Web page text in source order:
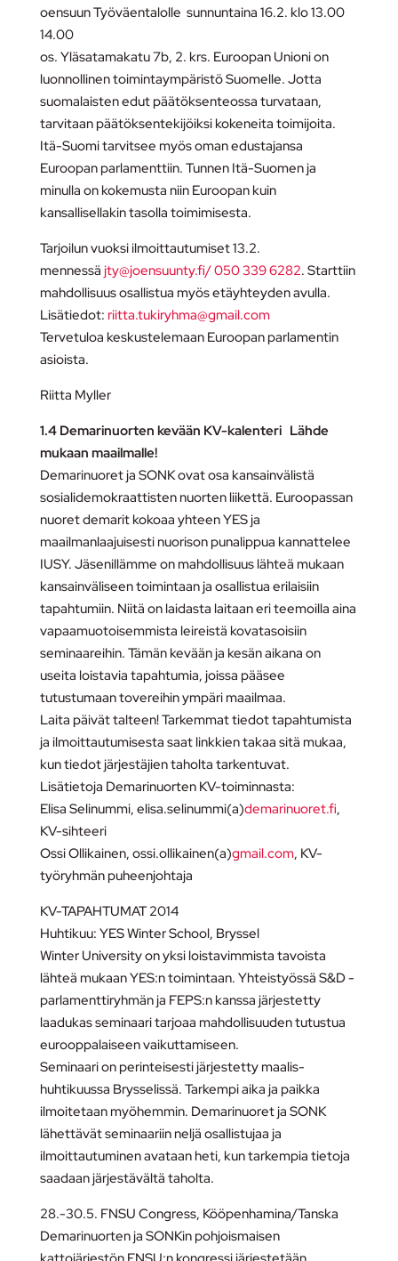
oensuun Työväentalolle sunnuntaina 16.2. klo 13.00
14.00
os. Yläsatamakatu 7b, 2. krs. Euroopan Unioni on
luonnollinen toimintaympäristö Suomelle. Jotta
suomalaisten edut päätöksenteossa turvataan,
tarvitaan päätöksentekijöiksi kokeneita toimijoita.
Itä-Suomi tarvitsee myös oman edustajansa
Euroopan parlamenttiin. Tunnen Itä-Suomen ja
minulla on kokemusta niin Euroopan kuin
kansallisellakin tasolla toimimisesta.
Tarjoilun vuoksi ilmoittautumiset 13.2.
mennessä jty@joensuunty.fi/050 339 6282. Starttiin
mahdollisuus osallistua myös etäyhteyden avulla.
Lisätiedot: riitta.tukiryhma@gmail.com
Tervetuloa keskustelemaan Euroopan parlamentin
asioista.
Riitta Myller
1.4 Demarinuorten kevään KV-kalenteri Lähde
mukaan maailmalle!
Demarinuoret ja SONK ovat osa kansainvälistä
sosialidemokraattisten nuorten liikettä. Euroopassan
nuoret demarit kokoaa yhteen YES ja
maailmanlaajuisesti nuorison punalippua kannattelee
IUSY. Jäsenillämme on mahdollisuus lähteä mukaan
kansainväliseen toimintaan ja osallistua erilaisiin
tapahtumiin. Niitä on laidasta laitaan eri teemoilla aina
vapaamuotoisemmista leireistä kovatasoisiin
seminaareihin. Tämän kevään ja kesän aikana on
useita loistavia tapahtumia, joissa pääsee
tutustumaan tovereihin ympäri maailmaa.
Laita päivät talteen! Tarkemmat tiedot tapahtumista
ja ilmoittautumisesta saat linkkien takaa sitä mukaa,
kun tiedot järjestäjien taholta tarkentuvat.
Lisätietoja Demarinuorten KV-toiminnasta:
Elisa Selinummi, elisa.selinummi(a)demarinuoret.fi,
KV-sihteeri
Ossi Ollikainen, ossi.ollikainen(a)gmail.com, KV-
työryhmän puheenjohtaja
KV-TAPAHTUMAT 2014
Huhtikuu: YES Winter School, Bryssel
Winter University on yksi loistavimmista tavoista
lähteä mukaan YES:n toimintaan. Yhteistyössä S&D -
parlamenttiryhmän ja FEPS:n kanssa järjestetty
laadukas seminaari tarjoaa mahdollisuuden tutustua
eurooppalaiseen vaikuttamiseen.
Seminaari on perinteisesti järjestetty maalis-
huhtikuussa Brysselissä. Tarkempi aika ja paikka
ilmoitetaan myöhemmin. Demarinuoret ja SONK
lähettävät seminaariin neljä osallistujaa ja
ilmoittautuminen avataan heti, kun tarkempia tietoja
saadaan järjestävältä taholta.
28.-30.5. FNSU Congress, Kööpenhamina/Tanska
Demarinuorten ja SONKin pohjoismaisen